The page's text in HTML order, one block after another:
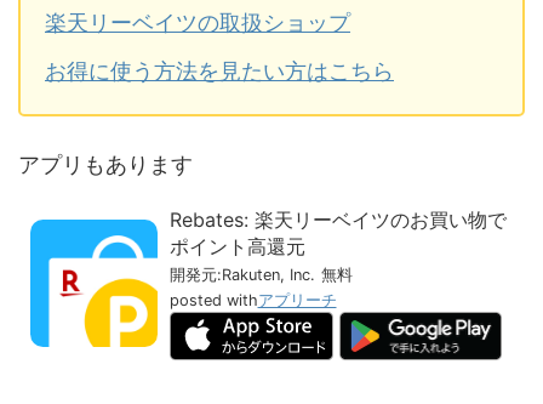
楽天リーベイツの取扱ショップ
お得に使う方法を見たい方はこちら
アプリもあります
Rebates: 楽天リーベイツのお買い物で
ポイント高還元
開発元:Rakuten, Inc. 無料
posted withアプリーチ